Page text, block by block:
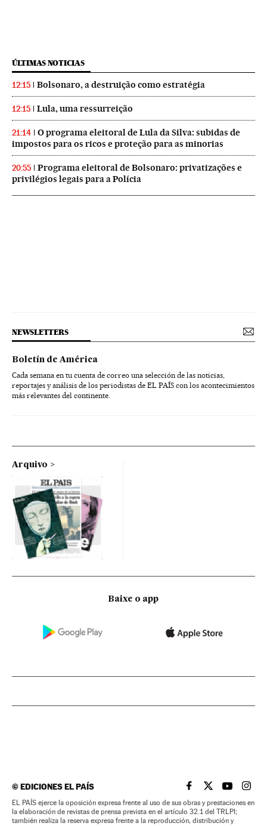
ÚLTIMAS NOTICIAS
12:15 Bolsonaro, a destruição como estratégia
12:15 Lula, uma ressurreição
21:14
O programa eleitoral de Lula da Silva: subidas de
impostos para os ricos e proteção para as minorias
20:55
Programa eleitoral de Bolsonaro: privatizações e
privilégios legais para a Polícia
NEWSLETTERS
Boletín de América
Cada semana en tu cuenta de correo una selección de las noticias,
reportajes y análisis de los periodistas de EL PAÍS con los acontecimientos
más relevantes del continente.
Arquivo
Baixe o app
©EDICIONES EL PAÍS EL PAÍS BRASIL EN
EL PAÍSEL PAÍS
EL
EL PAÍS ejerce la oposición expresa frente al uso de sus obras y prestaciones en
la elaboración de revistas de prensa prevista en el artículo 32.1 del TRLPI;
también realiza la reserva expresa frente a la reproducción, distribución y